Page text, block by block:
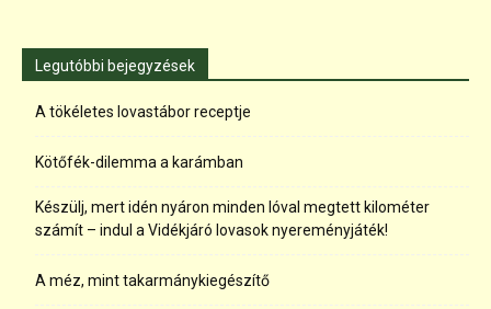
Legutóbbi bejegyzések
A tökéletes lovastábor receptje
Kötőfék-dilemma a karámban
Készülj, mert idén nyáron minden lóval megtett kilométer
számít – indul a Vidékjáró lovasok nyereményjáték!
A méz, mint takarmánykiegészítő